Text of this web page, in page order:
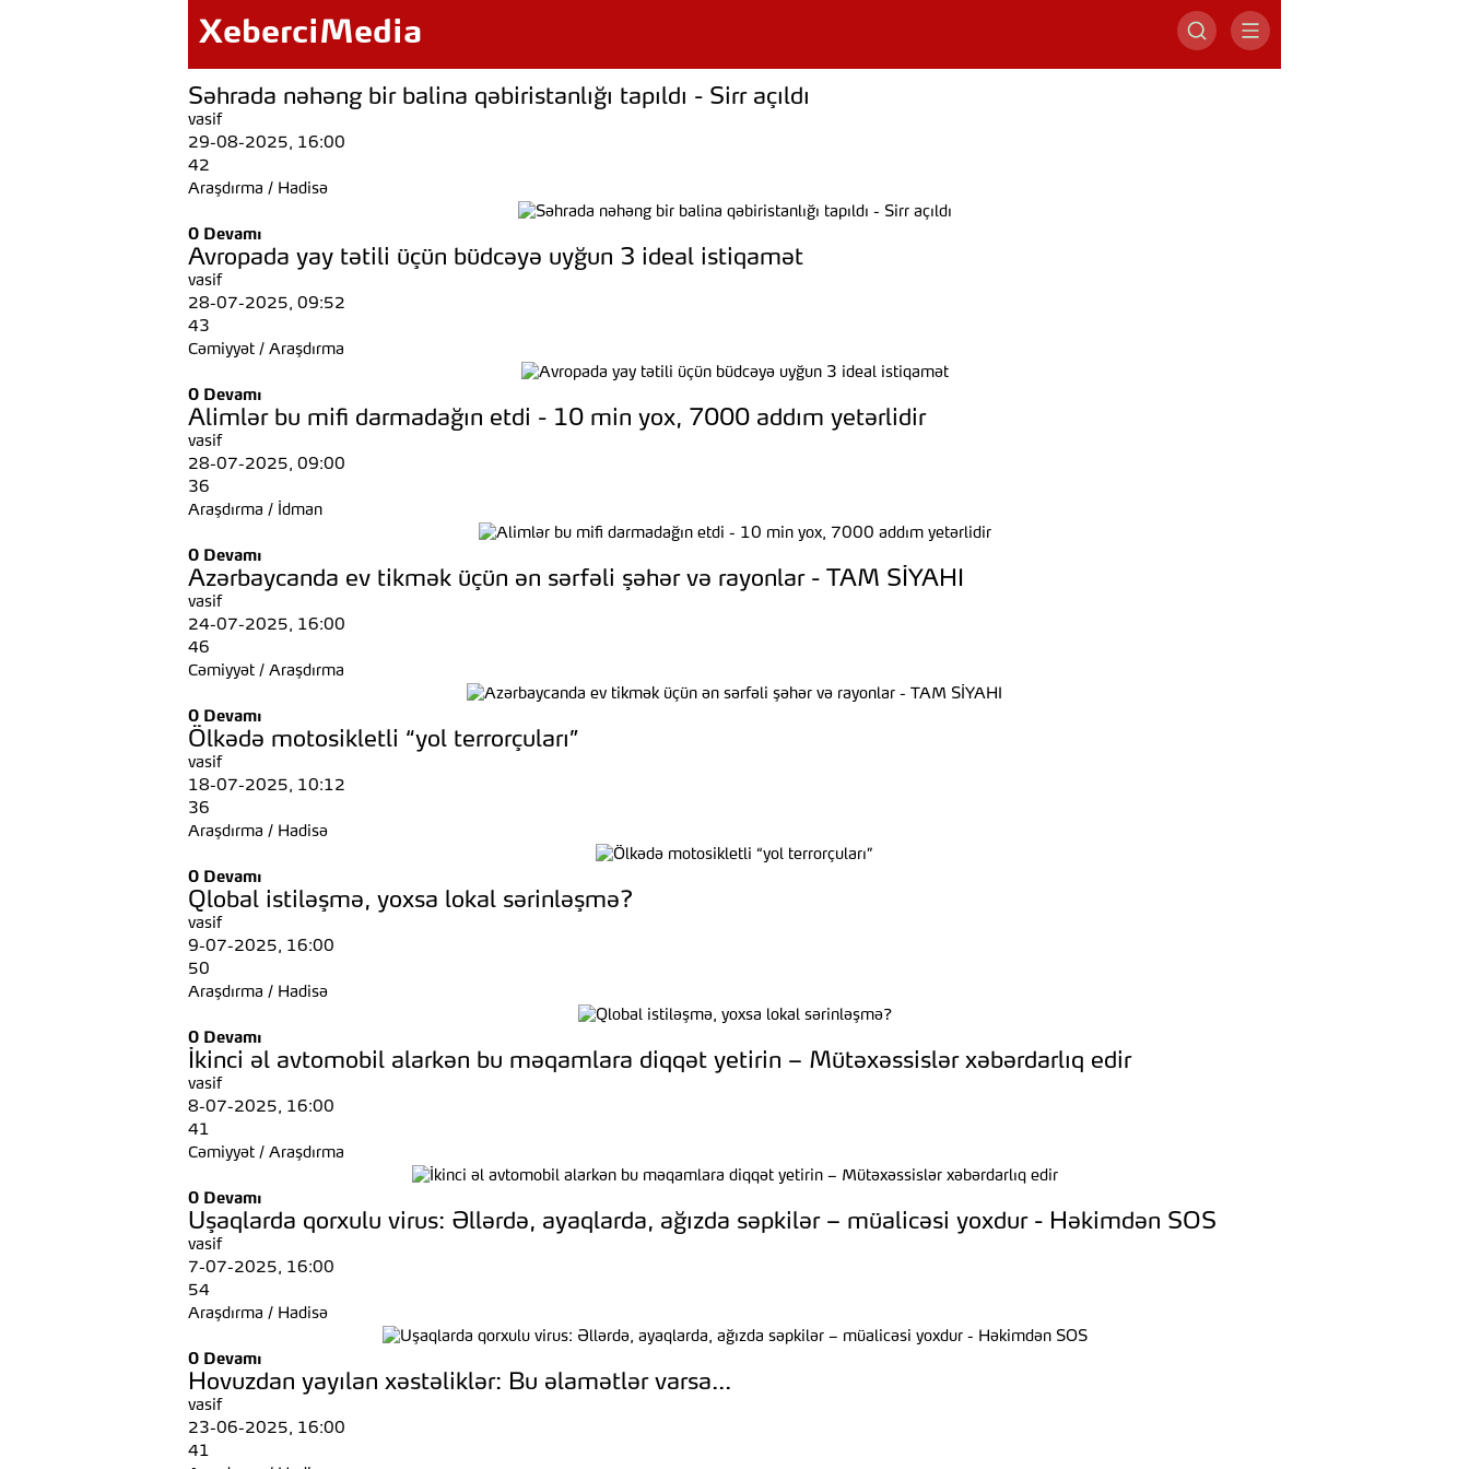
XeberciMedia
Səhrada nəhəng bir balina qəbiristanlığı tapıldı - Sirr açıldı
vasif
29-08-2025, 16:00
42
Araşdırma / Hadisə
0 Devamı
Avropada yay tətili üçün büdcəyə uyğun 3 ideal istiqamət
vasif
28-07-2025, 09:52
43
Cəmiyyət / Araşdırma
0 Devamı
Alimlər bu mifi darmadağın etdi - 10 min yox, 7000 addım yetərlidir
vasif
28-07-2025, 09:00
36
Araşdırma / İdman
0 Devamı
Azərbaycanda ev tikmək üçün ən sərfəli şəhər və rayonlar - TAM SİYAHI
vasif
24-07-2025, 16:00
46
Cəmiyyət / Araşdırma
0 Devamı
Ölkədə motosikletli “yol terrorçuları”
vasif
18-07-2025, 10:12
36
Araşdırma / Hadisə
0 Devamı
Qlobal istiləşmə, yoxsa lokal sərinləşmə?
vasif
9-07-2025, 16:00
50
Araşdırma / Hadisə
0 Devamı
İkinci əl avtomobil alarkən bu məqamlara diqqət yetirin – Mütəxəssislər xəbərdarlıq edir
vasif
8-07-2025, 16:00
41
Cəmiyyət / Araşdırma
0 Devamı
Uşaqlarda qorxulu virus: Əllərdə, ayaqlarda, ağızda səpkilər – müalicəsi yoxdur - Həkimdən SOS
vasif
7-07-2025, 16:00
54
Araşdırma / Hadisə
0 Devamı
Hovuzdan yayılan xəstəliklər: Bu əlamətlər varsa...
vasif
23-06-2025, 16:00
41